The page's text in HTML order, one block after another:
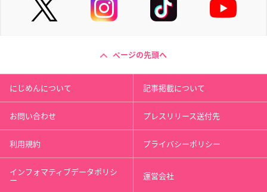
ページの先頭へ
にじめんについて 記事掲載について
お問い合わせ プレスリリース送付先
利用規約 プライバシーポリシー
インフォマティブデータポリシ
ー 運営会社